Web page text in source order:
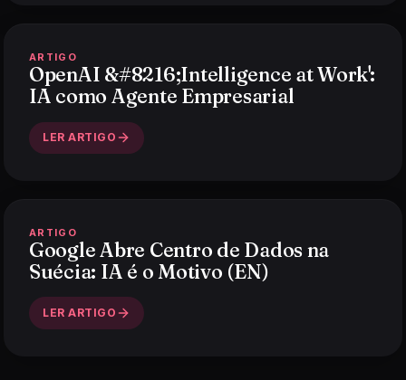
ARTIGO
OpenAI &#8216;Intelligence at Work':
IA como Agente Empresarial
LER ARTIGO
ARTIGO
Google Abre Centro de Dados na
Suécia: IA é o Motivo (EN)
LER ARTIGO